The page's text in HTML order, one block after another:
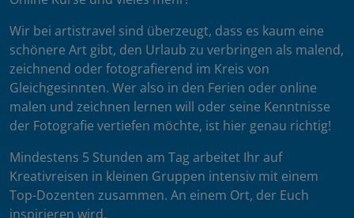
Wir bei artistravel sind überzeugt, dass es kaum eine
schönere Art gibt, den Urlaub zu verbringen als malend,
zeichnend oder fotografierend im Kreis von
Gleichgesinnten. Wer also in den Ferien oder online
malen und zeichnen lernen will oder seine Kenntnisse
der Fotografie vertiefen möchte, ist hier genau richtig!
Mindestens 5 Stunden am Tag arbeitet Ihr auf
Kreativreisen in kleinen Gruppen intensiv mit einem
Top-Dozenten zusammen. An einem Ort, der Euch
inspirieren wird.